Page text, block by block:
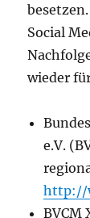
Social
wieder
e.V.
http://
BVCM